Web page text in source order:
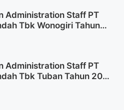
Administration Staff PT
Tbk Wonogiri Tahun
Administration Staff PT
Tbk Tuban Tahun 2025